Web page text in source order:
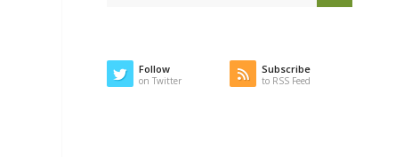
Follow
on Twitter
Subscribe
to RSS Feed